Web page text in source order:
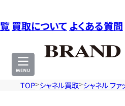
覧 買取について よくある質問
TOP シャネル買取 シャネル ファ